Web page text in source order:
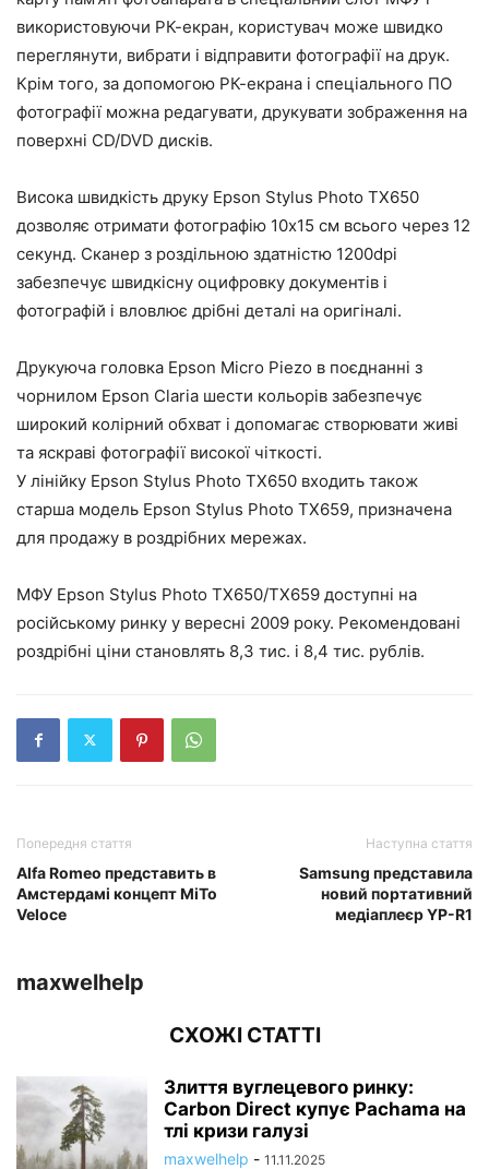
використовуючи РК-екран, користувач може швидко
переглянути, вибрати і відправити фотографії на друк.
Крім того, за допомогою РК-екрана і спеціального ПО
фотографії можна редагувати, друкувати зображення на
поверхні CD/DVD дисків.
Висока швидкість друку Epson Stylus Photo TX650
дозволяє отримати фотографію 10х15 см всього через 12
секунд. Сканер з роздільною здатністю 1200dpi
забезпечує швидкісну оцифровку документів і
фотографій і вловлює дрібні деталі на оригіналі.
Друкуюча головка Epson Micro Piezo в поєднанні з
чорнилом Epson Claria шести кольорів забезпечує
широкий колірний обхват і допомагає створювати живі
та яскраві фотографії високої чіткості.
У лінійку Epson Stylus Photo ТХ650 входить також
старша модель Epson Stylus Photo ТХ659, призначена
для продажу в роздрібних мережах.
МФУ Epson Stylus Photo TX650/TX659 доступні на
російському ринку у вересні 2009 року. Рекомендовані
роздрібні ціни становлять 8,3 тис. і 8,4 тис. рублів.
Попередня стаття
Alfa Romeo представить в
Амстердамі концепт MiTo
Veloce
Наступна стаття
Samsung представила
новий портативний
медіаплеєр YP-R1
maxwelhelp
СХОЖІ СТАТТІ
Злиття вуглецевого ринку:
Carbon Direct купує Pachama на
тлі кризи галузі
maxwelhelp - 11.11.2025